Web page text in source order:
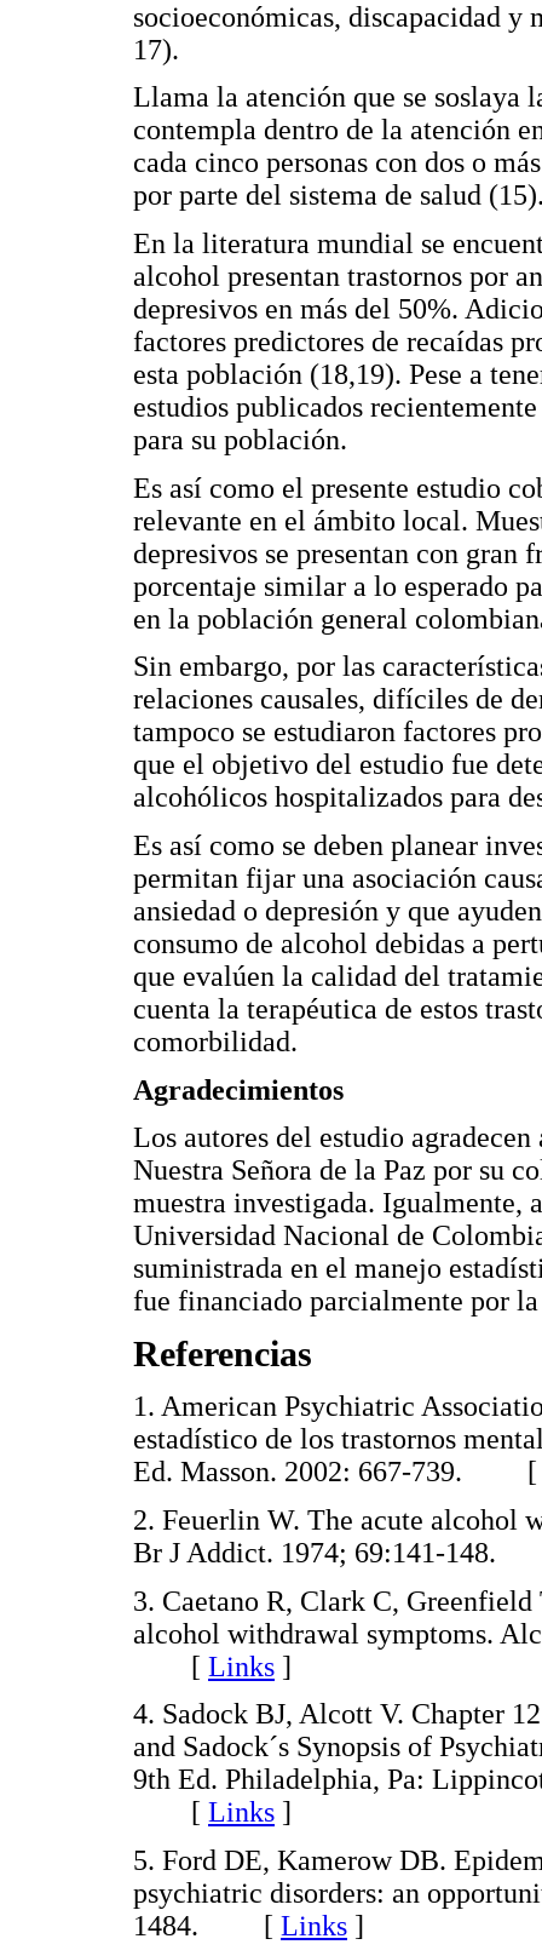
socioeconómicas, discapacidad
17).
Llama la atención que se soslaya
contempla dentro de la atención
cada cinco personas con dos o
por parte del sistema de salud
En la literatura mundial se
alcohol presentan trastornos por
depresivos en más del 50%.
factores predictores de recaídas
esta población (18,19). Pese a
estudios publicados
para su población.
Es así como el presente estudio
relevante en el ámbito local.
depresivos se presentan con gran
porcentaje similar a lo esperado
en la población general
Sin embargo, por las
relaciones causales, difíciles de
tampoco se estudiaron factores
que el objetivo del estudio fue
alcohólicos hospitalizados para
Es así como se deben planear
permitan fijar una asociación
ansiedad o depresión y que
consumo de alcohol debidas a
que evalúen la calidad del
cuenta la terapéutica de estos
comorbilidad.
Agradecimientos
Los autores del estudio
Nuestra Señora de la Paz por su
muestra investigada. Igualmente,
Universidad Nacional de
suministrada en el manejo
fue financiado parcialmente por
Referencias
1. American Psychiatric
estadístico de los trastornos
Ed. Masson. 2002: 667-739.
2. Feuerlin W. The acute alcohol
Br J Addict. 1974; 69:141-
3. Caetano R, Clark C,
alcohol withdrawal symptoms.
[ Links ]
4. Sadock BJ, Alcott V. Chapter
and Sadock´s Synopsis of
9th Ed. Philadelphia, Pa:
[ Links ]
5. Ford DE, Kamerow DB.
psychiatric disorders: an
1484. [ Links ]